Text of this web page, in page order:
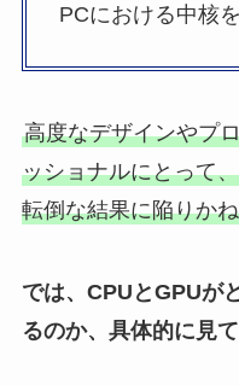
PCにおける中核
高度なデザインやプ
ッショナルにとって
転倒な結果に陥りか
では、CPUとGPUが
るのか、具体的に見